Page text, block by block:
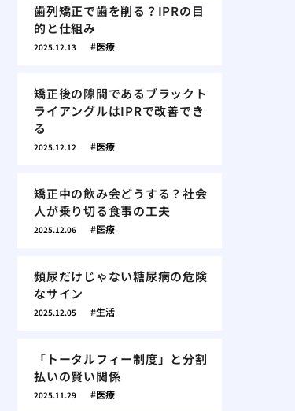
歯列矯正で歯を削る？IPRの目
的と仕組み
2025.12.13 医療
矯正後の隙間であるブラックト
ライアングルはIPRで改善でき
る
2025.12.12 医療
矯正中の飲み会どうする？社会
人が乗り切る食事の工夫
2025.12.06 医療
頻尿だけじゃない糖尿病の危険
なサイン
2025.12.05 生活
「トータルフィー制度」と分割
払いの賢い関係
2025.11.29 医療